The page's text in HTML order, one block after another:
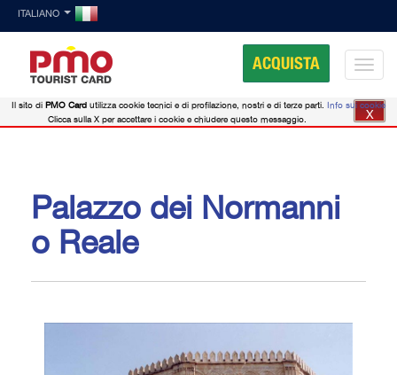
ITALIANO
ACQUISTA
Palazzo dei Normanni
o Reale
Il sito di PMO Card utilizza cookie tecnici e di profilazione, nostri e di terze parti. Info sui cookie
Clicca sulla X per accettare i cookie e chiudere questo messaggio.
X